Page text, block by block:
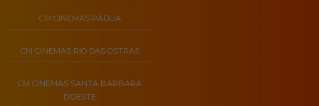
CM CINEMAS PÁDUA
CM CINEMAS RIO DAS OSTRAS
CM CINEMAS SANTA BÁRBARA
D’OESTE